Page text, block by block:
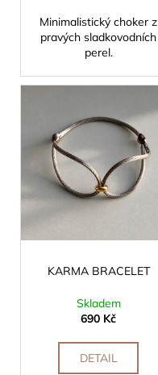
Minimalistický choker z
pravých sladkovodních
perel.
KARMA BRACELET
Skladem
690 Kč
DETAIL